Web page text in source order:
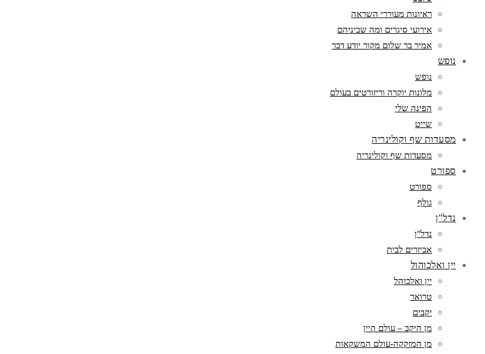
ראיונות מעוררי השראה
אירועי סיגרים ומה שביניהם
אמיר בר שלום מקור יודע דבר
נופש
נופש
מלונות יוקרה וריזורטים בעולם
הפינה שלי
שייט
מסעדות שף וקולינריה
מסעדות שף וקולינריה
ספורט
ספורט
גולף
נדל"ן
נדל"ן
אביזרים לבית
יין ואלכוהול
יין ואלכוהל
טרואר
יקבים
מן היקב – עולם היין
מן המזקקה-עולם המשקאות